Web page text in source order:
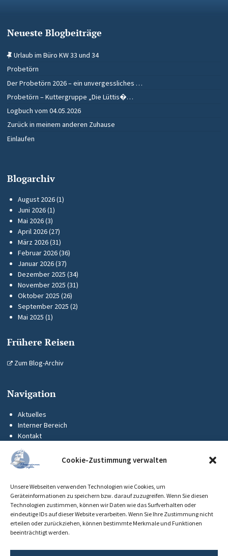
Cookie-Zustimmung verwalten
Unsere Webseiten verwenden Technologien wie Cookies, um
Geräteinformationen zu speichern bzw. darauf zuzugreifen. Wenn Sie diesen
Technologien zustimmen, können wir Daten wie das Surfverhalten oder
eindeutige IDs auf dieser Website verarbeiten. Wenn Sie Ihre Zustimmung nicht
erteilen oder zurückziehen, können bestimmte Merkmale und Funktionen
beeinträchtigt werden.
Neueste Blogbeiträge
Urlaub im Büro KW 33 und 34
Probetörn
Der Probetörn 2026 – ein unvergessliches …
Probetörn – Kuttergruppe „Die Lüttis�…
Logbuch vom 04.05.2026
Zurück in meinem anderen Zuhause
Einlaufen
Blogarchiv
August 2026(1)
Juni 2026(1)
Mai 2026(3)
April 2026(27)
März 2026(31)
Februar 2026(36)
Januar 2026(37)
Dezember 2025 (34)
November 2025 (31)
Oktober 2025 (26)
September 2025 (2)
Mai 2025 (1)
Frühere Reisen
Zum Blog-Archiv
Navigation
Aktuelles
Interner Bereich
Kontakt
KUS-Flyer
Impressum
Datenschutz
Cookie-Richtlinie (EU)